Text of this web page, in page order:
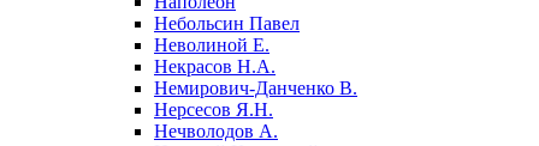
Небольсин Павел
Неволиной Е.
Некрасов Н.А.
Немирович-Данченко В.
Нерсесов Я.Н.
Нечволодов А.